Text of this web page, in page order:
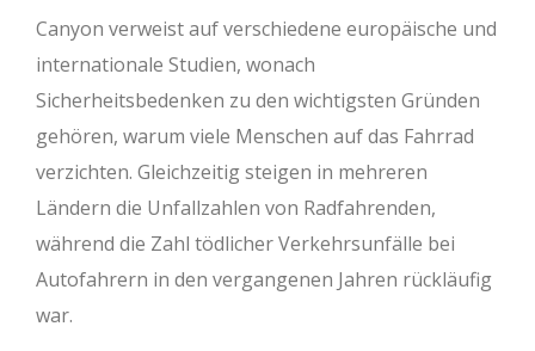
Canyon verweist auf verschiedene europäische und
internationale Studien, wonach
Sicherheitsbedenken zu den wichtigsten Gründen
gehören, warum viele Menschen auf das Fahrrad
verzichten. Gleichzeitig steigen in mehreren
Ländern die Unfallzahlen von Radfahrenden,
während die Zahl tödlicher Verkehrsunfälle bei
Autofahrern in den vergangenen Jahren rückläufig
war.